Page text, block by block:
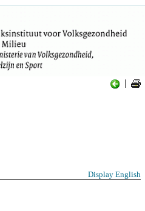
|
Display English